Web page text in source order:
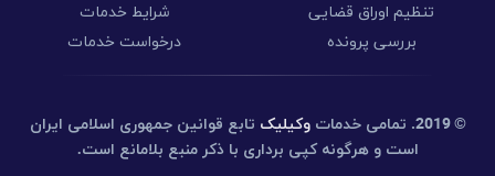
تنظیم اوراق قضایی
بررسی پرونده
شرایط خدمات
درخواست خدمات
© 2019. تمامی خدماتوکیلیک تابع قوانین جمهوری اسلامی ایران
است و هرگونه کپی برداری با ذکر منبع بلامانع است.